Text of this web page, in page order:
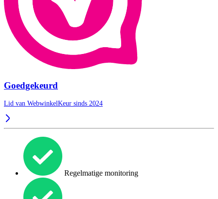
Goedgekeurd
Lid van WebwinkelKeur sinds 2024
Regelmatige monitoring